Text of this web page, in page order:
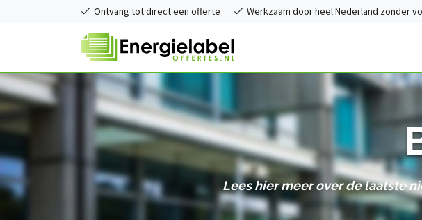
Ontvang tot direct een offerte Werkzaam door heel Nederland zonder
Lees hier meer over de laatste